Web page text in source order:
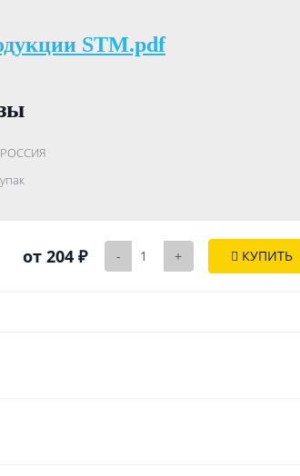
STM.pdf
РОССИЯ
упак
от 204 ₽ - + КУПИТЬ